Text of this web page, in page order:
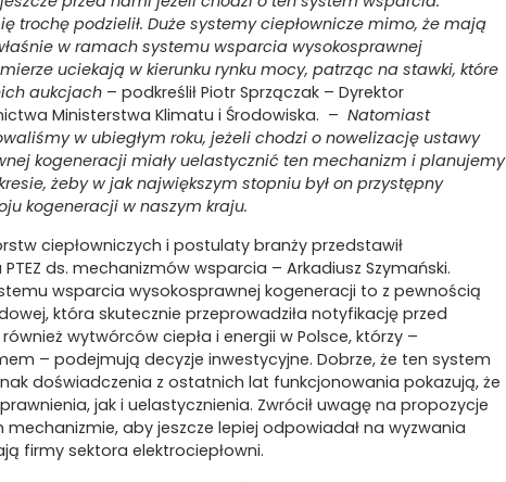
trochę podzielił. Duże systemy ciepłownicze mimo, że mają
w ramach systemu wsparcia wysokosprawnej
uciekają w kierunku rynku mocy, patrząc na stawki, które
aukcjach – podkreślił Piotr Sprzączak – Dyrektor
Ministerstwa Klimatu i Środowiska. – Natomiast
w ubiegłym roku, jeżeli chodzi o nowelizację ustawy
kogeneracji miały uelastycznić ten mechanizm i planujemy
żeby w jak największym stopniu był on przystępny
kogeneracji w naszym kraju.
ciepłowniczych i postulaty branży przedstawił
ds. mechanizmów wsparcia – Arkadiusz Szymański.
wsparcia wysokosprawnej kogeneracji to z pewnością
która skutecznie przeprowadziła notyfikację przed
wytwórców ciepła i energii w Polsce, którzy –
– podejmują decyzje inwestycyjne. Dobrze, że ten system
doświadczenia z ostatnich lat funkcjonowania pokazują, że
jak i uelastycznienia. Zwrócił uwagę na propozycje
aby jeszcze lepiej odpowiadał na wyzwania
firmy sektora elektrociepłowni.